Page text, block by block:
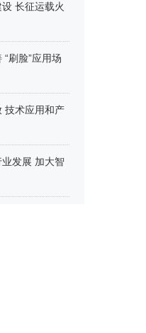
长征运载火
刷脸”应用场
技术应用和产
发展 加大智